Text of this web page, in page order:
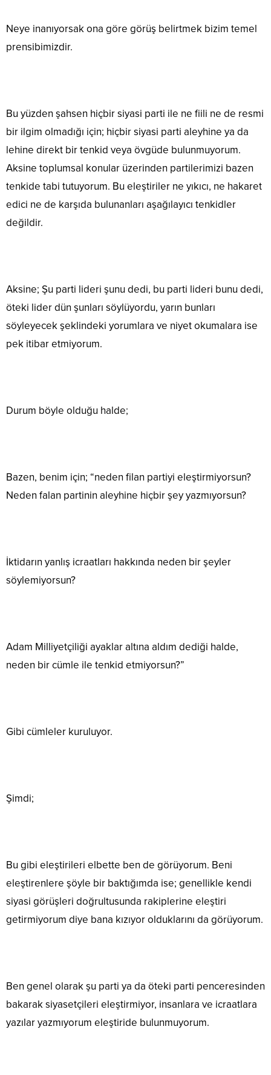
Neye inanıyorsak ona göre görüş belirtmek bizim temel
prensibimizdir.
Bu yüzden şahsen hiçbir siyasi parti ile ne fiili ne de resmi
bir ilgim olmadığı için; hiçbir siyasi parti aleyhine ya da
lehine direkt bir tenkid veya övgüde bulunmuyorum.
Aksine toplumsal konular üzerinden partilerimizi bazen
tenkide tabi tutuyorum. Bu eleştiriler ne yıkıcı, ne hakaret
edici ne de karşıda bulunanları aşağılayıcı tenkidler
değildir.
Aksine; Şu parti lideri şunu dedi, bu parti lideri bunu dedi,
öteki lider dün şunları söylüyordu, yarın bunları
söyleyecek şeklindeki yorumlara ve niyet okumalara ise
pek itibar etmiyorum.
Durum böyle olduğu halde;
Bazen, benim için; “neden filan partiyi eleştirmiyorsun?
Neden falan partinin aleyhine hiçbir şey yazmıyorsun?
İktidarın yanlış icraatları hakkında neden bir şeyler
söylemiyorsun?
Adam Milliyetçiliği ayaklar altına aldım dediği halde,
neden bir cümle ile tenkid etmiyorsun?”
Gibi cümleler kuruluyor.
Şimdi;
Bu gibi eleştirileri elbette ben de görüyorum. Beni
eleştirenlere şöyle bir baktığımda ise; genellikle kendi
siyasi görüşleri doğrultusunda rakiplerine eleştiri
getirmiyorum diye bana kızıyor olduklarını da görüyorum.
Ben genel olarak şu parti ya da öteki parti penceresinden
bakarak siyasetçileri eleştirmiyor, insanlara ve icraatlara
yazılar yazmıyorum eleştiride bulunmuyorum.